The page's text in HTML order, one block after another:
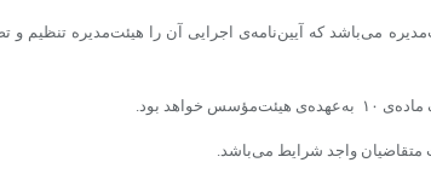
می‌باشد که آیین‌نامه‌ی اجرایی آن را هیئت‌مدیره تنظیم و
بود.
واجد شرایط می‌باشد.